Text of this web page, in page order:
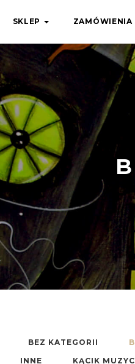
SKLEP ZAMÓWIENIA
BEZ KATEGORII
INNE KĄCIK